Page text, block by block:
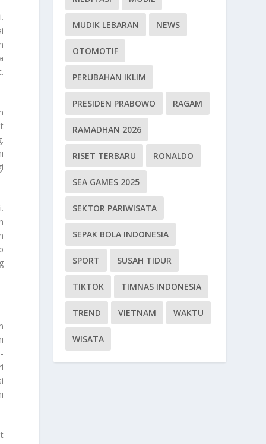
MUDIK LEBARAN NEWS
OTOMOTIF
PERUBAHAN IKLIM
PRESIDEN PRABOWO RAGAM
RAMADHAN 2026
RISET TERBARU RONALDO
SEA GAMES 2025
SEKTOR PARIWISATA
SEPAK BOLA INDONESIA
SPORT SUSAH TIDUR
TIKTOK TIMNAS INDONESIA
TREND VIETNAM WAKTU
WISATA